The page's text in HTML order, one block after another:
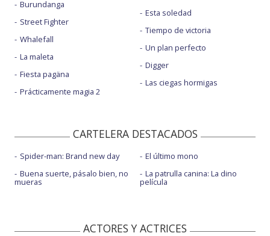
Burundanga
Street Fighter
Whalefall
La maleta
Fiesta pagäna
Prácticamente magia 2
Esta soledad
Tiempo de victoria
Un plan perfecto
Digger
Las ciegas hormigas
CARTELERA DESTACADOS
Spider-man: Brand new day
Buena suerte, pásalo bien, no
mueras
El último mono
La patrulla canina: La dino
película
ACTORES Y ACTRICES